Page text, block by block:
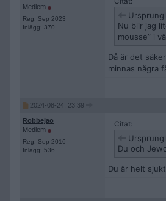
Medlem
Reg: Sep 2023
Inlägg: 370
Nu blir jag
mousse” i
Då är det
minnas några
2024-08-24, 23:39
Robbejao
Medlem
Reg: Sep 2016
Inlägg: 536
Citat:
Du och
Du är helt